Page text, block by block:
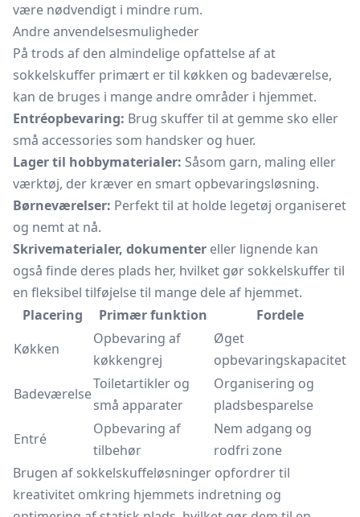
være nødvendigt i mindre rum.
Andre anvendelsesmuligheder
På trods af den almindelige opfattelse af at
sokkelskuffer primært er til køkken og badeværelse,
kan de bruges i mange andre områder i hjemmet.
Entréopbevaring: Brug skuffer til at gemme sko eller
små accessories som handsker og huer.
Lager til hobbymaterialer: Såsom garn, maling eller
værktøj, der kræver en smart opbevaringsløsning.
Børneværelser: Perfekt til at holde legetøj organiseret
og nemt at nå.
Skrivematerialer, dokumenter eller lignende kan
også finde deres plads her, hvilket gør sokkelskuffer til
en fleksibel tilføjelse til mange dele af hjemmet.
Placering
Primær funktion
Fordele
Køkken
Opbevaring af
køkkengrej
Øget
opbevaringskapacitet
Badeværelse
Toiletartikler og
små apparater
Organisering og
pladsbesparelse
Entré
Opbevaring af
tilbehør
Nem adgang og
rodfri zone
Brugen af sokkelskuffeløsninger opfordrer til
kreativitet omkring hjemmets indretning og